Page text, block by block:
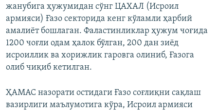
жанубига ҳужумидан сўнг ЦАХАЛ (Исроил
армияси) Ғазо секторида кенг кўламли ҳарбий
амалиёт бошлаган. Фаластинликлар ҳужум чоғида
1200 чоғли одам ҳалок бўлган, 200 дан зиёд
исроиллик ва хорижлик гаровга олиниб, Ғазога
олиб чиқиб кетилган.
ҲАМАС назорати остидаги Ғазо соғлиқни сақлаш
вазирлиги маълумотига кўра, Исроил армияси